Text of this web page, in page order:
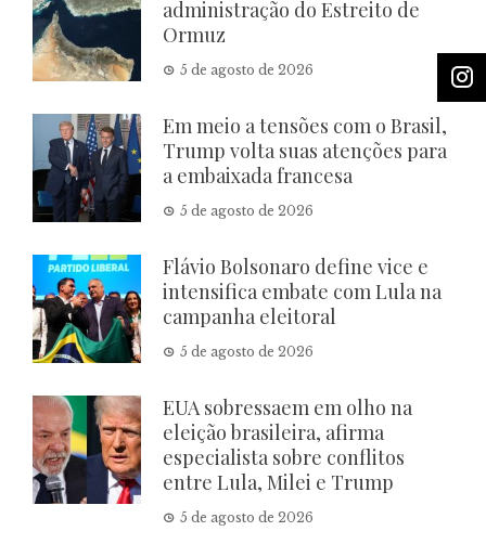
administração do Estreito de
Ormuz
5 de agosto de 2026
Em meio a tensões com o Brasil,
Trump volta suas atenções para
a embaixada francesa
5 de agosto de 2026
Flávio Bolsonaro define vice e
intensifica embate com Lula na
campanha eleitoral
5 de agosto de 2026
EUA sobressaem em olho na
eleição brasileira, afirma
especialista sobre conflitos
entre Lula, Milei e Trump
5 de agosto de 2026